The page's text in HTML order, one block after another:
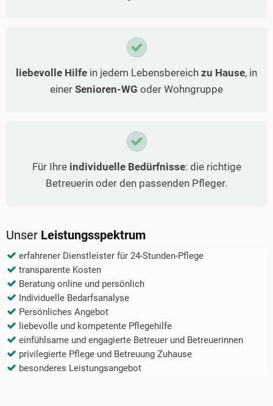
liebevolle Hilfe in jedem Lebensbereich zu Hause, in
einer Senioren-WG oder Wohngruppe
Für Ihre individuelle Bedürfnisse: die richtige
Betreuerin oder den passenden Pfleger.
Unser Leistungsspektrum
erfahrener Dienstleister für 24-Stunden-Pflege
transparente Kosten
Beratung online und persönlich
Individuelle Bedarfsanalyse
Persönliches Angebot
liebevolle und kompetente Pflegehilfe
einfühlsame und engagierte Betreuer und Betreuerinnen
privilegierte Pflege und Betreuung Zuhause
besonderes Leistungsangebot